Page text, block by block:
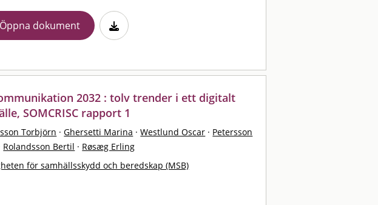
Öppna dokument
2032 : tolv trender i ett digitalt
SOMCRISC rapport 1
Torbjörn · Ghersetti Marina · Westlund Oscar · Petersson
Rolandsson Bertil · Røsæg Erling
för samhällsskydd och beredskap (MSB)